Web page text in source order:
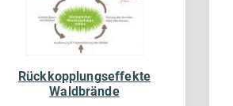
Rückkopplungseffekte
Waldbrände